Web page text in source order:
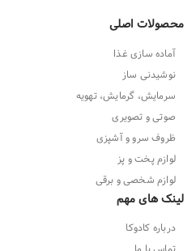
محصولات اصلی
آماده سازی غذا
نوشیدنی ساز
سرمایش، گرمایش، تهویه
صوتی و تصویری
ظروف سرو و آشپزی
لوازم پخت و پز
لوازم شخصی و برقی
لینک های مهم
درباره کادوکا